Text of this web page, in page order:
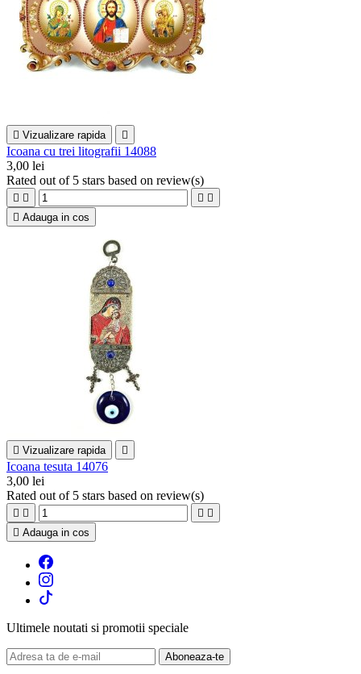
 Vizualizare rapida 
Icoana cu trei litografii 14088
3,00 lei
Rated out of 5 stars based on review(s)
   
 Adauga in cos
 Vizualizare rapida 
Icoana tesuta 14076
3,00 lei
Rated out of 5 stars based on review(s)
   
 Adauga in cos
Ultimele noutati si promotii speciale